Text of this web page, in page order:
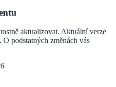
aktualizovat. Aktuální verze
O podstatných změnách vás